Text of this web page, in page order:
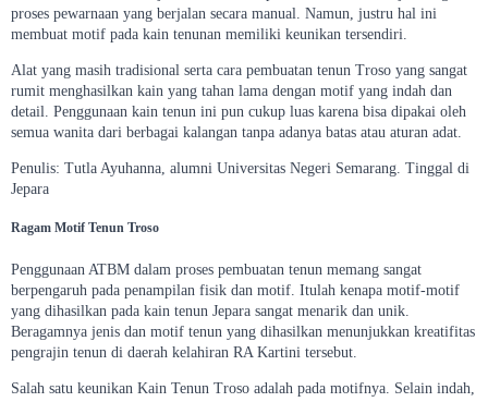
proses pewarnaan yang berjalan secara manual. Namun, justru hal ini
membuat motif pada kain tenunan memiliki keunikan tersendiri.
Alat yang masih tradisional serta cara pembuatan tenun Troso yang sangat
rumit menghasilkan kain yang tahan lama dengan motif yang indah dan
detail. Penggunaan kain tenun ini pun cukup luas karena bisa dipakai oleh
semua wanita dari berbagai kalangan tanpa adanya batas atau aturan adat.
Penulis: Tutla Ayuhanna, alumni Universitas Negeri Semarang. Tinggal di
Jepara
Ragam Motif Tenun Troso
Penggunaan ATBM dalam proses pembuatan tenun memang sangat
berpengaruh pada penampilan fisik dan motif. Itulah kenapa motif-motif
yang dihasilkan pada kain tenun Jepara sangat menarik dan unik.
Beragamnya jenis dan motif tenun yang dihasilkan menunjukkan kreatifitas
pengrajin tenun di daerah kelahiran RA Kartini tersebut.
Salah satu keunikan Kain Tenun Troso adalah pada motifnya. Selain indah,